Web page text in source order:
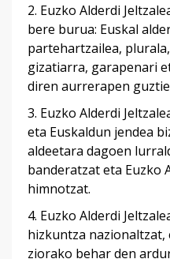
2. Euzko Alderdi
bere burua: Euskal
partehartzailea,
gizatiarra, garapenari
diren aurrerapen
3. Euzko Alderdi
eta Euskaldun jendea
aldeetara dagoen
banderatzat eta Euzko
himnotzat.
4. Euzko Alderdi
hizkuntza
ziorako behar den